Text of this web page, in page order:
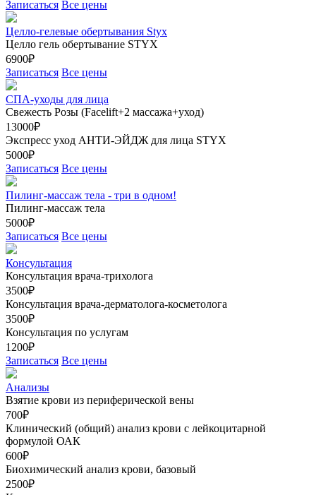
Записаться Все цены
Целло-гелевые обертывания Styx
Целло гель обертывание STYX
6900₽
Записаться Все цены
СПА-уходы для лица
Свежесть Розы (Facelift+2 массажа+уход)
13000₽
Экспресс уход АНТИ-ЭЙДЖ для лица STYX
5000₽
Записаться Все цены
Пилинг-массаж тела - три в одном!
Пилинг-массаж тела
5000₽
Записаться Все цены
Консультация
Консультация врача-трихолога
3500₽
Консультация врача-дерматолога-косметолога
3500₽
Консультация по услугам
1200₽
Записаться Все цены
Анализы
Взятие крови из периферической вены
700₽
Клинический (общий) анализ крови с лейкоцитарной
формулой ОАК
600₽
Биохимический анализ крови, базовый
2500₽